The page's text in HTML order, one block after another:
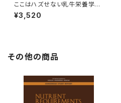
ここはハズせない乳牛栄養学～
乳牛の科学～1
¥3,520
その他の商品